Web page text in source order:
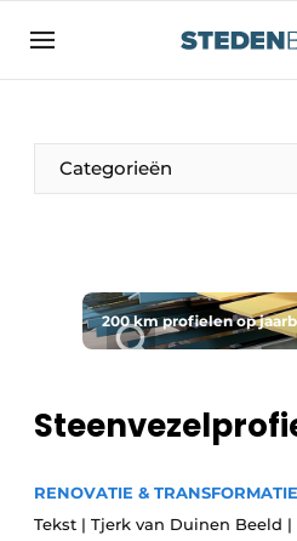
Aanmelden
asset
authlogoff logon
Direct contact
Meest gelezen
Nieuwsbrief
Categorieën
Woning- en utiliteitsbouw
Monumenten
Gevels, Daken & Daktuinen
200 km profielen op
RENOVATIE & TRANSFORMATIE
Tekst | Tjerk van Duinen Beeld